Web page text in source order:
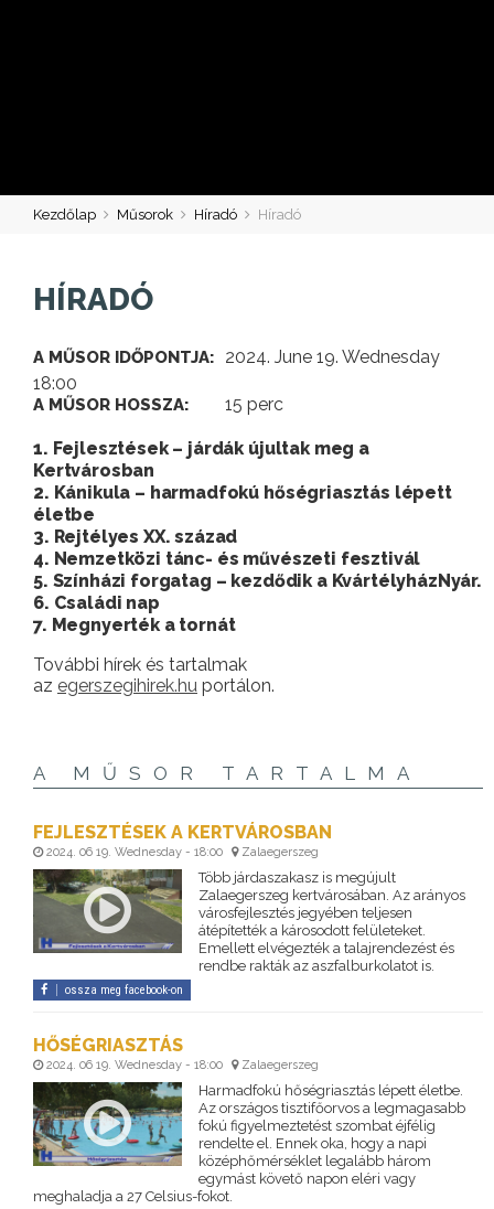
Kezdőlap Műsorok Híradó Híradó
HÍRADÓ
A MŰSOR IDŐPONTJA:
2024. June 19. Wednesday
18:00
A MŰSOR HOSSZA: 15 perc
1. Fejlesztések – járdák újultak meg a
Kertvárosban
2. Kánikula – harmadfokú hőségriasztás lépett
életbe
3. Rejtélyes XX. század
4. Nemzetközi tánc- és művészeti fesztivál
5. Színházi forgatag – kezdődik a KvártélyházNyár.
6. Családi nap
7. Megnyerték a tornát
További hírek és tartalmak
az egerszegihirek.hu portálon.
A MŰSOR TARTALMA
FEJLESZTÉSEK A KERTVÁROSBAN
2024. 06 19. Wednesday - 18:00 Zalaegerszeg
Több járdaszakasz is megújult
Zalaegerszeg kertvárosában. Az arányos
városfejlesztés jegyében teljesen
átépítették a károsodott felületeket.
Emellett elvégezték a talajrendezést és
rendbe rakták az aszfalburkolatot is.
ossza meg facebook-on
HŐSÉGRIASZTÁS
2024. 06 19. Wednesday - 18:00 Zalaegerszeg
Harmadfokú hőségriasztás lépett életbe.
Az országos tisztifőorvos a legmagasabb
fokú figyelmeztetést szombat éjfélig
rendelte el. Ennek oka, hogy a napi
középhőmérséklet legalább három
egymást követő napon eléri vagy
meghaladja a 27 Celsius-fokot.